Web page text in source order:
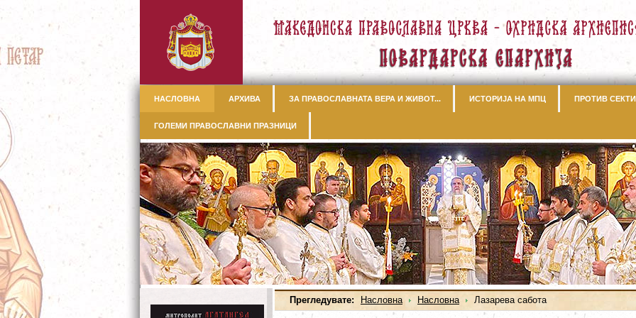
НАСЛОВНА АРХИВА ЗА ПРАВОСЛАВНАТА ВЕРА И ЖИВОТ... ИСТОРИЈА НА МПЦ ПРОТИВ
ГОЛЕМИ ПРАВОСЛАВНИ ПРАЗНИЦИ
Прегледувате: Насловна Насловна Лазарева сабота